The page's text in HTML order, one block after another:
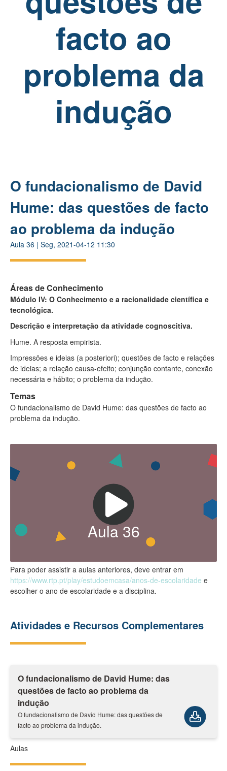
facto ao
problema da
indução
O fundacionalismo de David
Hume: das questões de facto
ao problema da indução
Aula 36 | Seg, 2021-04-12 11:30
Áreas de Conhecimento
Módulo IV: O Conhecimento e a racionalidade científica e
tecnológica.
Descrição e interpretação da atividade cognoscitiva.
Hume. A resposta empirista.
Impressões e ideias (a posteriori); questões de facto e relações
de ideias; a relação causa-efeito; conjunção contante, conexão
necessária e hábito; o problema da indução.
Temas
O fundacionalismo de David Hume: das questões de facto ao
problema da indução.
Aula36
Para poder assistir a aulas anteriores, deve entrar em
https://www.rtp.pt/play/estudoemcasa/anos-de-escolaridade e
escolher o ano de escolaridade e a disciplina.
Atividades e Recursos Complementares
O fundacionalismo de David Hume: das
questões de facto ao problema da
indução
O fundacionalismo de David Hume: das questões de
facto ao problema da indução.
Aulas